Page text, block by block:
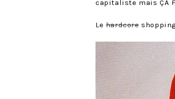
capitaliste mais ÇA
Lehardcore